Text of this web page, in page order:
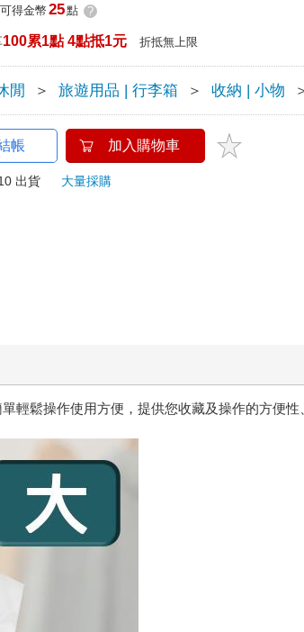
得金幣 25點 ?
100累1點 4點抵1元 折抵無上限
閒 ＞ 旅遊用品 | 行李箱 ＞ 收納 | 小物
帳 加入購物車
出貨 大量採購
輕鬆操作使用方便，提供您收藏及操作的方便